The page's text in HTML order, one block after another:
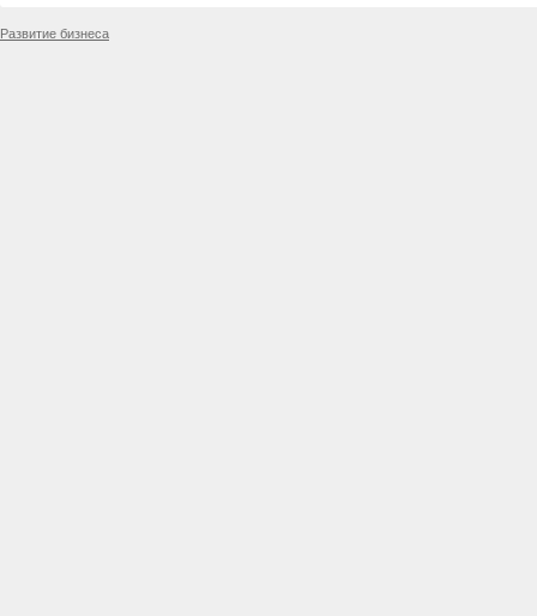
Развитие бизнеса